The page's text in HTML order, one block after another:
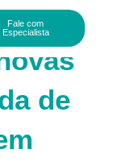
Fale com
Especialista
de